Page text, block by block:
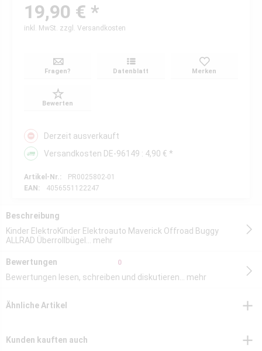
19,90 € *
inkl. MwSt. zzgl. Versandkosten
Fragen? Datenblatt Merken
Bewerten
Derzeit ausverkauft
Versandkosten DE-96149 : 4,90 € *
Artikel-Nr.:
PR0025802-01
EAN:
4056551122247
Beschreibung
Kinder ElektroKinder Elektroauto Maverick Offroad Buggy
ALLRAD Überrollbügel...
mehr
Bewertungen 0
Bewertungen lesen, schreiben und diskutieren... mehr
Ähnliche Artikel
Kunden kauften auch